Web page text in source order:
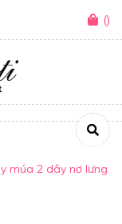
()
múa 2 dây nơ lưng